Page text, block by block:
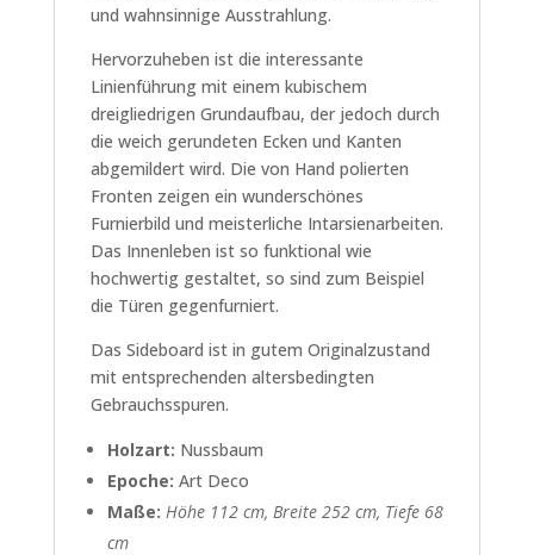
und wahnsinnige Ausstrahlung.
Hervorzuheben ist die interessante
Linienführung mit einem kubischem
dreigliedrigen Grundaufbau, der jedoch durch
die weich gerundeten Ecken und Kanten
abgemildert wird. Die von Hand polierten
Fronten zeigen ein wunderschönes
Furnierbild und meisterliche Intarsienarbeiten.
Das Innenleben ist so funktional wie
hochwertig gestaltet, so sind zum Beispiel
die Türen gegenfurniert.
Das Sideboard ist in gutem Originalzustand
mit entsprechenden altersbedingten
Gebrauchsspuren.
Holzart: Nussbaum
Epoche: Art Deco
Maße: Höhe 112 cm, Breite 252 cm, Tiefe 68
cm